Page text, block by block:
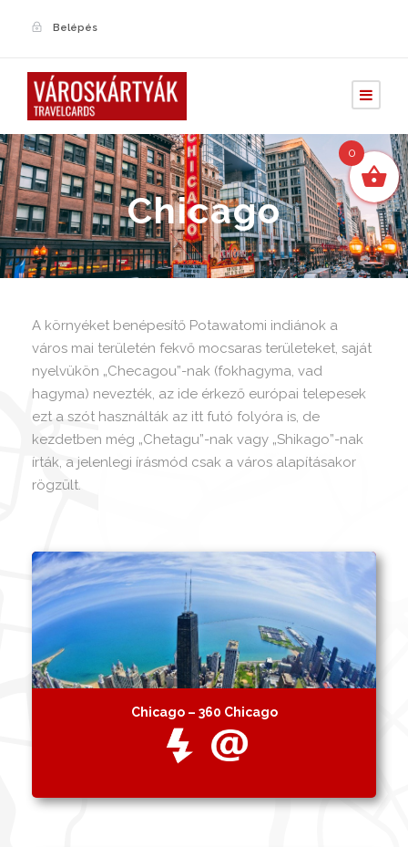
Belépés
Chicago
A környéket benépesítő Potawatomi indiánok a
város mai területén fekvő mocsaras területeket, saját
nyelvükön „Checagou”-nak (fokhagyma, vad
hagyma) nevezték, az ide érkező európai telepesek
ezt a szót használták az itt futó folyóra is, de
kezdetben még „Chetagu”-nak vagy „Shikago”-nak
írták, a jelenlegi írásmód csak a város alapításakor
rögzült.
Chicago – 360 Chicago
0